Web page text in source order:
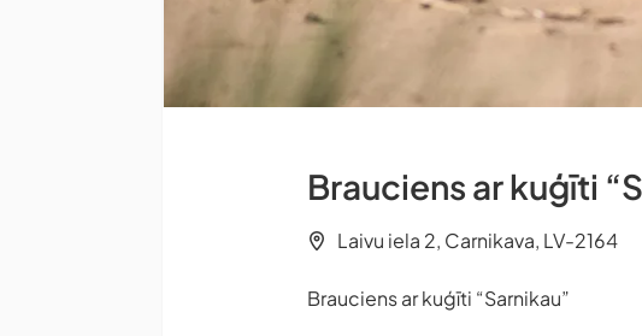
Brauciens ar kuģīti
Laivu iela 2, Carnikava, LV-2164
Brauciens ar kuģīti “Sarnikau”